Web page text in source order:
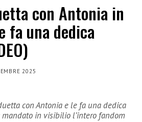
con Antonia in
fa una dedica
2025
con Antonia e le fa una dedica
in visibilio l’intero fandom